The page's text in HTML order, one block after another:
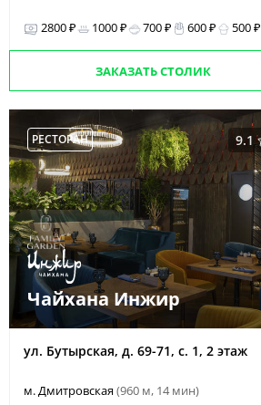
2800 ₽ 1000 ₽ 700 ₽ 600 ₽ 500 ₽
ЗАКАЗАТЬ СТОЛИК
9.1
РЕСТОРАН
Чайхана Инжир
ул. Бутырская, д. 69-71, с. 1, 2 этаж
м. Дмитровская(960 м, 14 мин)